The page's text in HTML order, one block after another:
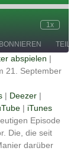
1x
TEILEN
Deezer
Spotify
abspielen |
21. September
| Deezer |
| iTunes
Episode
Die, die seit
darüber